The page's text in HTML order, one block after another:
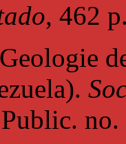
, 462